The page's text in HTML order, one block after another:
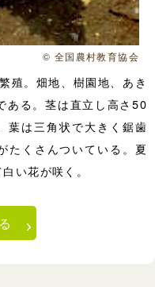
© 全国農村教育協会
殖。畑地、樹園地、あき
ある。茎は直立し高さ50
葉は三角状で大きく鋸歯
たくさんついている。夏
い花が咲く。